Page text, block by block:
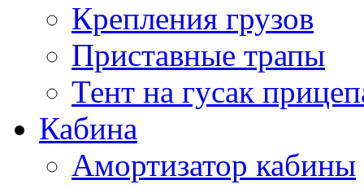
Крепления грузов
Приставные трапы
Тент на гусак
Кабина
Амортизатор кабины